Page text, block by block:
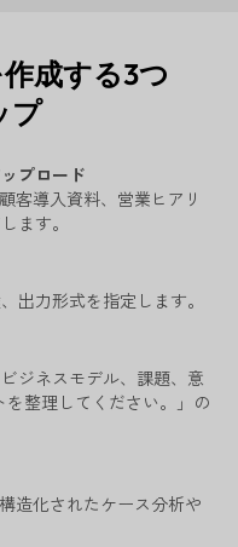
成する3つ
プ
プロード
客導入資料、営業ヒアリ
ます。
出力形式を指定します。
ジネスモデル、課題、意
を整理してください。」の
造化されたケース分析や